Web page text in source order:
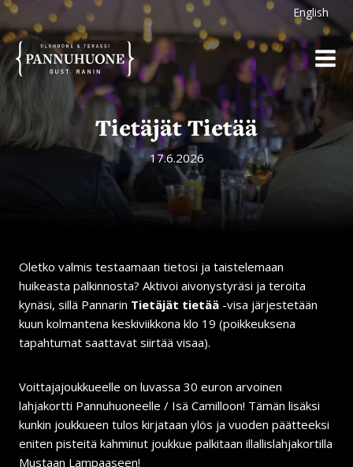
Siirry
sisältöön
English
Tietäjät Tietää
17.6.2026
Oletko valmis testaamaan tietosi ja taistelemaan
huikeasta palkinnosta? Aktivoi aivonystyräsi ja teroita
kynäsi, sillä Pannarin Tietäjät tietää -visa järjestetään
kuun kolmantena keskiviikkona klo 19 (poikkeuksena
tapahtumat saattavat siirtää visaa).
Voittajajoukkueelle on luvassa 30 euron arvoinen
lahjakortti Pannuhuoneelle / Isä Camilloon! Tämän lisäksi
kunkin joukkueen tulos kirjataan ylös ja vuoden päätteeksi
eniten pisteitä kahminut joukkue palkitaan illallislahjakortilla
Mustaan Lampaaseen!